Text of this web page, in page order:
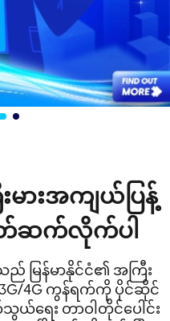
မားအကျယ်ပြန့်
တ်ဆက်လိုက်ပါ
ြန်မာနိုင်ငံ၏ အကြီး
3G/4G ကွန်ရက်ကို ပိုင်ဆိုင်
ရေး တာဝါတိုင်ပေါင်း